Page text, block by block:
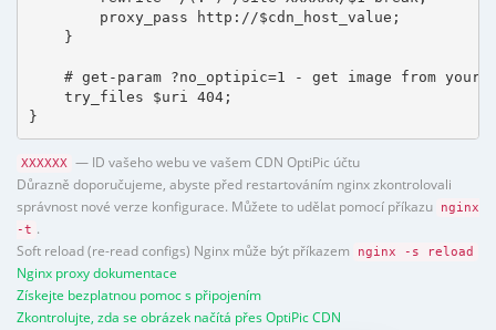
        proxy_pass http://$cdn_host_value;
    }
# get-param ?no_optipic=1 - get image from your
    try_files $uri 404;
}
XXXXXX
— ID vašeho webu ve vašem CDN OptiPic účtu
Důrazně doporučujeme, abyste před restartováním nginx zkontrolovali
správnost nové verze konfigurace. Můžete to udělat pomocí příkazu
nginx
-t .
Soft reload (re-read configs) Nginx může být příkazem
nginx -s reload
Nginx proxy dokumentace
Získejte bezplatnou pomoc s připojením
Zkontrolujte, zda se obrázek načítá přes OptiPic CDN